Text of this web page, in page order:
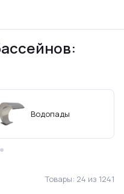
Водопады
Аксессуары для
Товары: 24 из 1241